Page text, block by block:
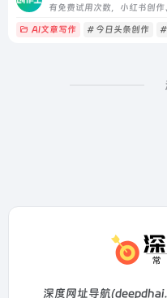
有免费试用次数，小红书创
AI文章写作 # 今日头条创作 #
深度网址导航